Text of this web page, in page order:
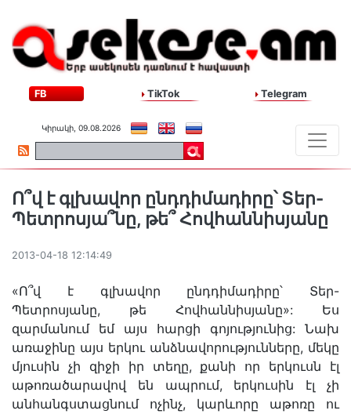
FB TikTok Telegram
Կիրակի, 09.08.2026
Ո՞վ է գլխավոր ընդդիմադիրը՝ Տեր-
Պետրոսյա՞նը, թե՞ Հովհաննիսյանը
2013-04-18 12:14:49
«Ո՞վ է գլխավոր ընդդիմադիրը՝ Տեր-
Պետրոսյանը, թե Հովհաննիսյանը»: Ես
զարմանում եմ այս հարցի գոյությունից: Նախ
առաջինը այս երկու անձնավորությունները, մեկը
մյուսին չի զիջի իր տեղը, քանի որ երկուսն էլ
աթոռածարավով են ապրում, երկուսին էլ չի
անհանգստացնում ոչինչ, կարևորը աթոռը ու